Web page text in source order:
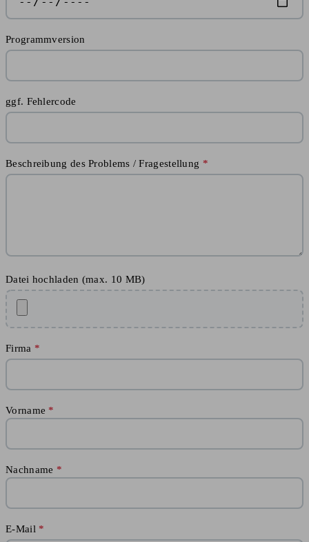
Programmversion
ggf. Fehlercode
Beschreibung des Problems / Fragestellung
Datei hochladen (max. 10 MB)
Firma
Vorname
Nachname
E-Mail